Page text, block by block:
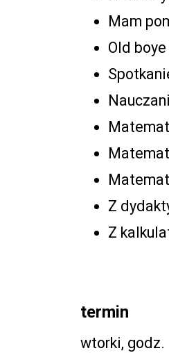
Mam
Old
Z
Z
termin
wtorki, godz.